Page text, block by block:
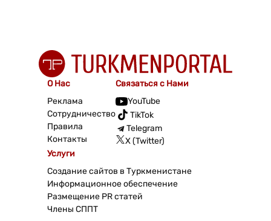
О Нас
Реклама
Сотрудничество
Правила
Контакты
Связаться с Нами
YouTube
TikTok
Telegram
X (Twitter)
Услуги
Создание сайтов в Туркменистане
Информационное обеспечение
Размещение PR статей
Члены СППТ